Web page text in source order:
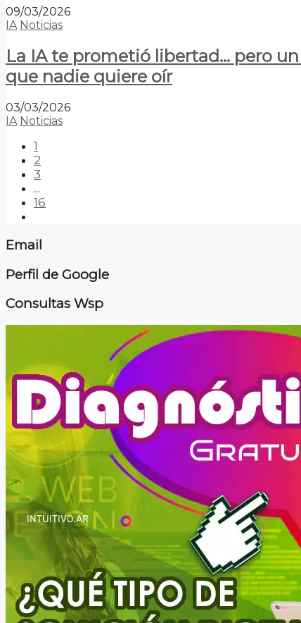
09/03/2026
IA Noticias
La IA te prometió libertad… pero
que nadie quiere oír
03/03/2026
IA Noticias
1
2
3
...
16
Email
Perfil de Google
Consultas Wsp